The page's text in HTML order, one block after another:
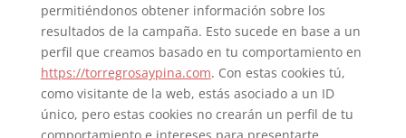
permitiéndonos obtener información sobre los
resultados de la campaña. Esto sucede en base a un
perfil que creamos basado en tu comportamiento en
https://torregrosaypina.com. Con estas cookies tú,
como visitante de la web, estás asociado a un ID
único, pero estas cookies no crearán un perfil de tu
comportamiento e intereses para presentarte